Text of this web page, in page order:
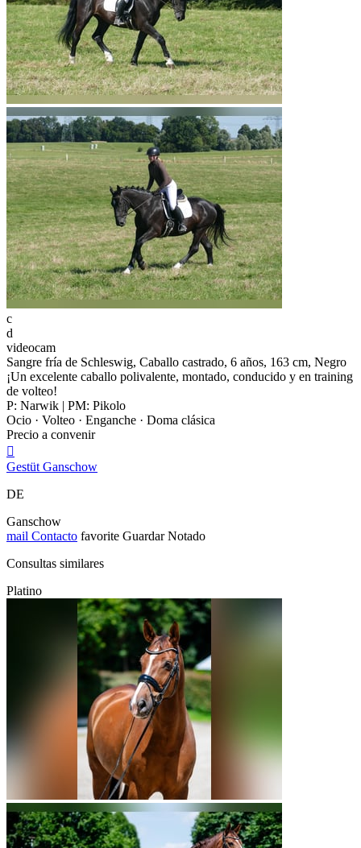
c
d
videocam
Sangre fría de Schleswig, Caballo castrado, 6 años, 163 cm, Negro
¡Un excelente caballo polivalente, montado, conducido y en training
de volteo!
P: Narwik | PM: Pikolo
Ocio · Volteo · Enganche · Doma clásica
Precio a convenir

Gestüt Ganschow
DE
Ganschow
mail Contacto favorite Guardar Notado
Consultas similares
Platino